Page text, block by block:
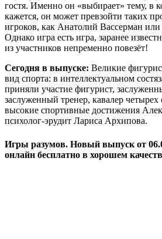
гостя. Именно он «выбирает» тему, в
кажется, он может превзойти таких
игроков, как Анатолий Вассерман
Однако игра есть игра, заранее
из участников непременно повезёт!
Сегодня в выпуске: Великие
вид спорта: в интеллектуальном
приняли участие фигурист,
заслуженный тренер, кавалер четырех
высокие спортивные достижения
психолог-эрудит Лариса Архипова.
Игры разумов. Новый выпуск от
онлайн бесплатно в хорошем